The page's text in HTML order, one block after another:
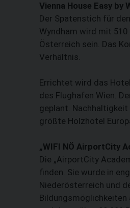
Vienna House Easy
Der Spatenstich für
Wyndham wird mit
Österreich sein. Das
Verhältnis.
Errichtet wird das
des Flughafen Wien.
geplant. Nachhaltigkeit
größte Holzhotel
„WIFI NÖ AirportCity
Die „AirportCity
finden. Sie wurde in
Niederösterreich und
Bildungsmöglichkeiten